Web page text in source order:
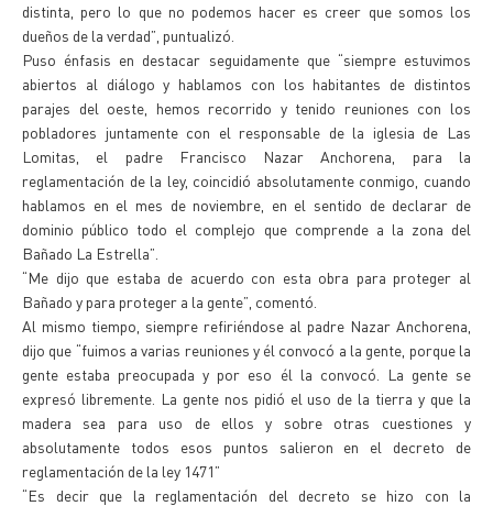
distinta, pero lo que no podemos hacer es creer que somos los
dueños de la verdad”, puntualizó.
Puso énfasis en destacar seguidamente que “siempre estuvimos
abiertos al diálogo y hablamos con los habitantes de distintos
parajes del oeste, hemos recorrido y tenido reuniones con los
pobladores juntamente con el responsable de la iglesia de Las
Lomitas, el padre Francisco Nazar Anchorena, para la
reglamentación de la ley, coincidió absolutamente conmigo, cuando
hablamos en el mes de noviembre, en el sentido de declarar de
dominio público todo el complejo que comprende a la zona del
Bañado La Estrella”.
“Me dijo que estaba de acuerdo con esta obra para proteger al
Bañado y para proteger a la gente”, comentó.
Al mismo tiempo, siempre refiriéndose al padre Nazar Anchorena,
dijo que “fuimos a varias reuniones y él convocó a la gente, porque la
gente estaba preocupada y por eso él la convocó. La gente se
expresó libremente. La gente nos pidió el uso de la tierra y que la
madera sea para uso de ellos y sobre otras cuestiones y
absolutamente todos esos puntos salieron en el decreto de
reglamentación de la ley 1471”
“Es decir que la reglamentación del decreto se hizo con la